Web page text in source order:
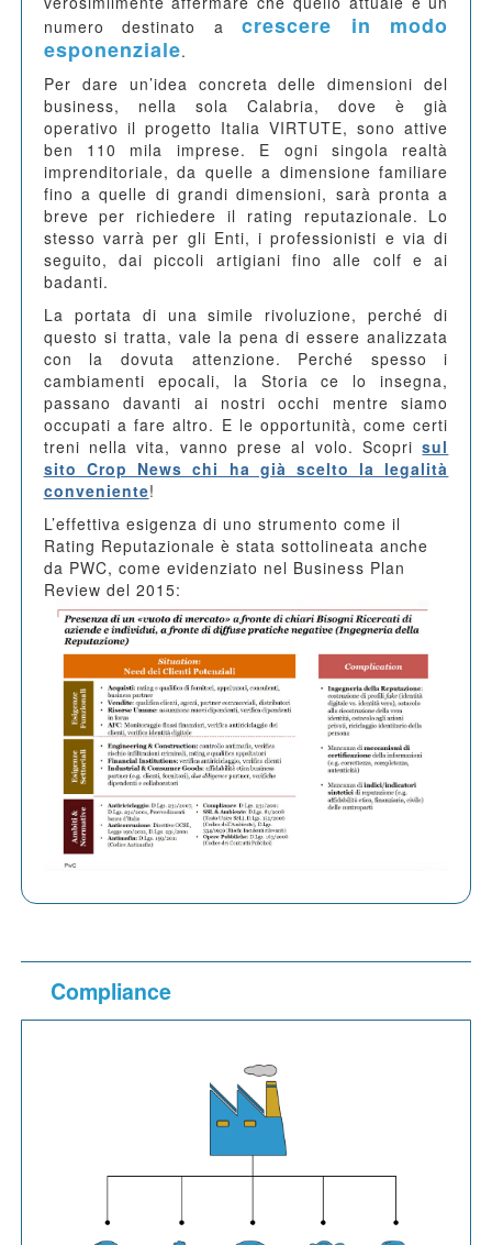
numero destinato acrescere in modo
esponenziale.
Per dare un’idea concreta delle dimensioni del
business, nella sola Calabria, dove è già
operativo il progetto Italia VIRTUTE, sono attive
ben 110 mila imprese. E ogni singola realtà
imprenditoriale, da quelle a dimensione familiare
fino a quelle di grandi dimensioni, sarà pronta a
breve per richiedere il rating reputazionale. Lo
stesso varrà per gli Enti, i professionisti e via di
seguito, dai piccoli artigiani fino alle colf e ai
badanti.
La portata di una simile rivoluzione, perché di
questo si tratta, vale la pena di essere analizzata
con la dovuta attenzione. Perché spesso i
cambiamenti epocali, la Storia ce lo insegna,
passano davanti ai nostri occhi mentre siamo
occupati a fare altro. E le opportunità, come certi
treni nella vita, vanno prese al volo. Scoprisul
sito Crop News chi ha già scelto la legalità
conveniente!
L’effettiva esigenza di uno strumento come il
Rating Reputazionale è stata sottolineata anche
da PWC, come evidenziato nel Business Plan
Review del 2015:
Compliance